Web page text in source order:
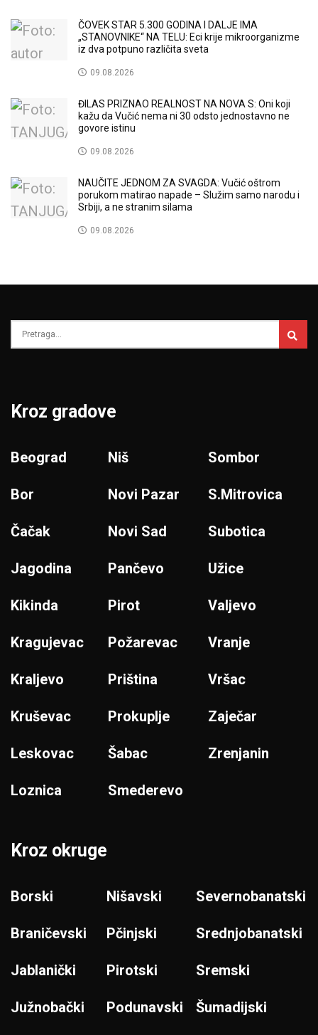
ČOVEK STAR 5.300 GODINA I DALJE IMA
„STANOVNIKE“ NA TELU: Eci krije mikroorganizme
iz dva potpuno različita sveta
09.08.2026
ĐILAS PRIZNAO REALNOST NA NOVA S: Oni koji
kažu da Vučić nema ni 30 odsto jednostavno ne
govore istinu
09.08.2026
NAUČITE JEDNOM ZA SVAGDA: Vučić oštrom
porukom matirao napade – Služim samo narodu i
Srbiji, a ne stranim silama
09.08.2026
Kroz gradove
Beograd
Bor
Čačak
Jagodina
Kikinda
Kragujevac
Kraljevo
Kruševac
Leskovac
Loznica
Niš
Novi Pazar
Novi Sad
Pančevo
Pirot
Požarevac
Priština
Prokuplje
Šabac
Smederevo
Sombor
S.Mitrovica
Subotica
Užice
Valjevo
Vranje
Vršac
Zaječar
Zrenjanin
Kroz okruge
Borski
Braničevski
Jablanički
Južnobački
Nišavski
Pčinjski
Pirotski
Podunavski
Severnobanatski
Srednjobanatski
Sremski
Šumadijski